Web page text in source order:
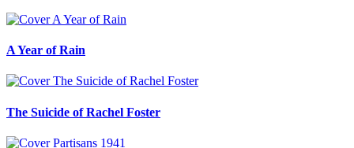
A Year of Rain
The Suicide of Rachel Foster